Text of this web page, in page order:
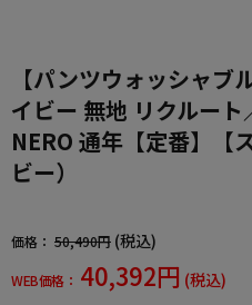
【パンツウォッシャブ
イビー 無地 リクルー
NERO 通年【定番】【
ビー）
価格： 50,490円 (税込)
WEB価格： 40,392円 (税込)